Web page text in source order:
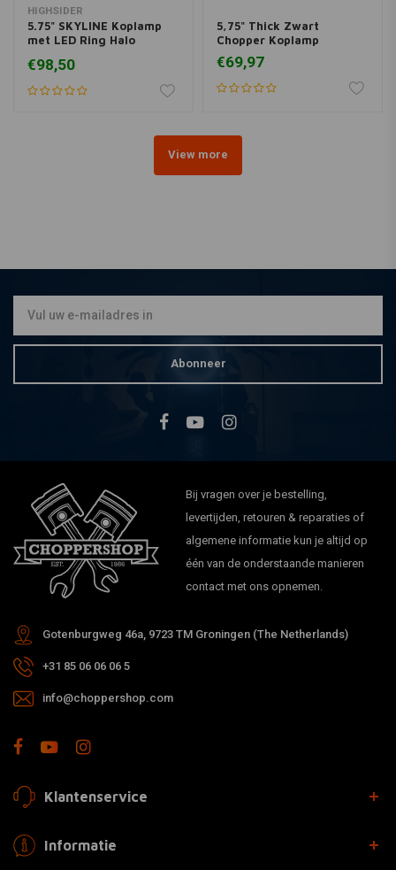
HIGHSIDER
5.75" SKYLINE Koplamp
met LED Ring Halo
€98,50
5,75" Thick Zwart
Chopper Koplamp
€69,97
View more
Abonneer
Bij vragen over je bestelling,
levertijden, retouren & reparaties of
algemene informatie kun je altijd op
één van de onderstaande manieren
contact met ons opnemen.
Gotenburgweg 46a, 9723 TM Groningen (The Netherlands)
+31 85 06 06 06 5
info@choppershop.com
Klantenservice
Informatie